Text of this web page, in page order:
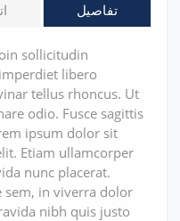
تفاصيل
sollicitudin
libero
tellus rhoncus. Ut
odio. Fusce sagittis
ipsum dolor sit
Etiam ullamcorper
nunc placerat.
sem, in viverra dolor
nibh quis justo